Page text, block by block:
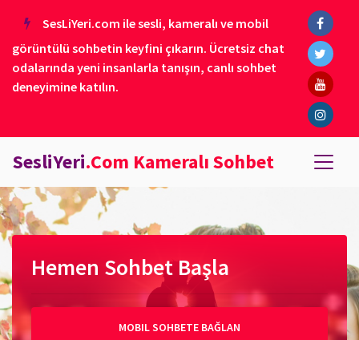
SesLiYeri.com ile sesli, kameralı ve mobil
görüntülü sohbetin keyfini çıkarın. Ücretsiz chat
odalarında yeni insanlarla tanışın, canlı sohbet
deneyimine katılın.
SesliYeri.Com Kameralı Sohbet
Hemen Sohbet Başla
MOBIL SOHBETE BAĞLAN